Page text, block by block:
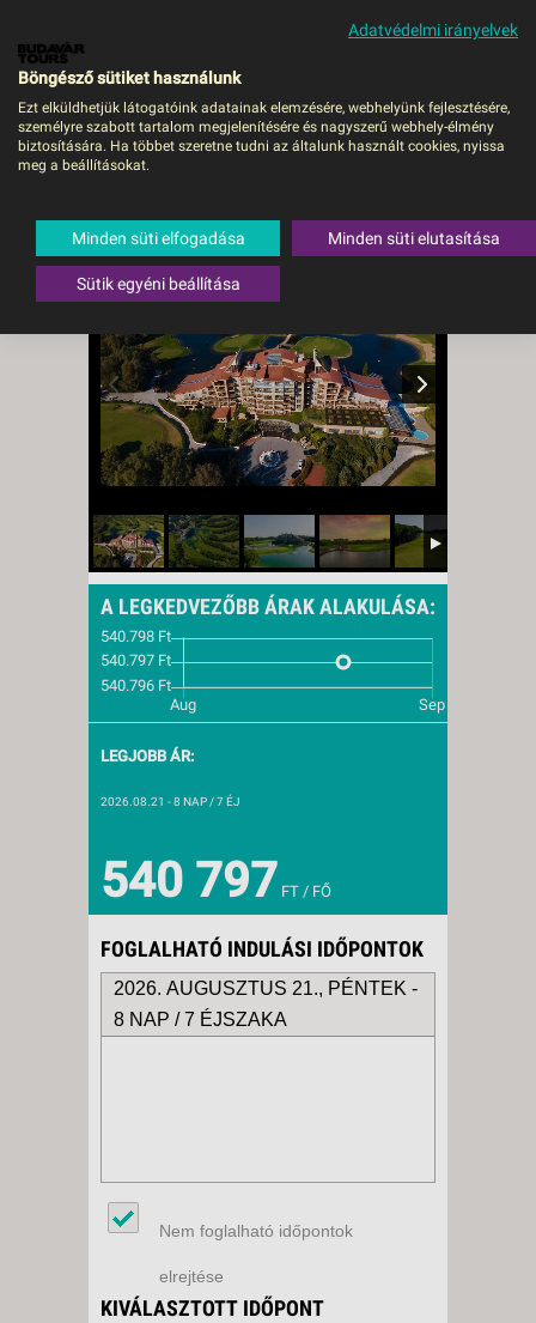
MENÜ
Sueno Hotels Golf Belek -
Törökország,Török riviéra,Belek
A LEGKEDVEZŐBB ÁRAK ALAKULÁSA:
LEGJOBB ÁR:
2026.08.21 - 8 NAP / 7 ÉJ
540 797 FT / FŐ
FOGLALHATÓ INDULÁSI IDŐPONTOK
2026. AUGUSZTUS 21., PÉNTEK -
8 NAP / 7 ÉJSZAKA
Nem foglalható időpontok
elrejtése
KIVÁLASZTOTT IDŐPONT
Adatvédelmi irányelvek
Böngésző sütiket használunk
Ezt elküldhetjük látogatóink adatainak elemzésére, webhelyünk fejlesztésére,
személyre szabott tartalom megjelenítésére és nagyszerű webhely-élmény
biztosítására. Ha többet szeretne tudni az általunk használt cookies, nyissa
meg a beállításokat.
Minden süti elfogadása Minden süti elutasítása
Sütik egyéni beállítása